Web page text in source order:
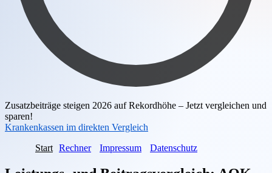
Zusatzbeiträge steigen 2026 auf Rekordhöhe – Jetzt vergleichen und
sparen!
Krankenkassen im direkten Vergleich
Start Rechner Impressum Datenschutz